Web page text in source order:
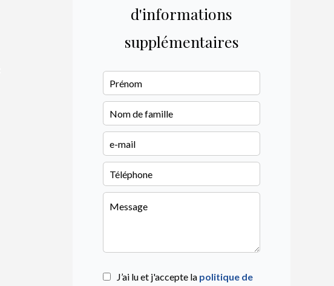
d'informations
supplémentaires
J’ai lu et j'accepte la politique de